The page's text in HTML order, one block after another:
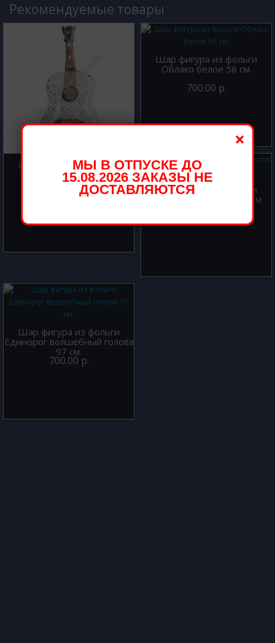
Рекомендуемые товары
Шар фигура из фольги
Гитара блеск 79 см.
700.00 р.
Шар фигура из фольги
Облако белое 58 см.
700.00 р.
Шар фигура из фольги
Вертолет зеленый 97 см
Шар фигура из фольги
Единорог волшебный голова
97 см.
700.00 р.
×
МЫ В ОТПУСКЕ ДО
15.08.2026 ЗАКАЗЫ НЕ
ДОСТАВЛЯЮТСЯ